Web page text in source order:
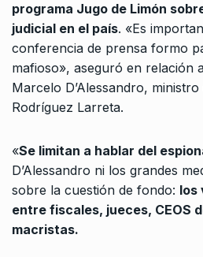
programa Jugo de Limón
judicial en el país. «Es
conferencia de prensa formo
mafioso», aseguró en relación
Marcelo D’Alessandro,
Rodríguez Larreta.
«Se limitan a hablar del
D’Alessandro ni los grandes
sobre la cuestión de fondo: los
entre fiscales, jueces, CEOS
macristas.